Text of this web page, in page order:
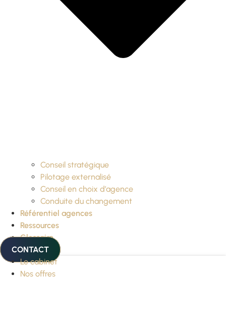
Conseil stratégique
Pilotage externalisé
Conseil en choix d’agence
Conduite du changement
Référentiel agences
Ressources
Glossaire
CONTACT
Le cabinet
Nos offres